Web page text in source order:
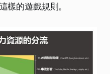
樣的遊戲規則。